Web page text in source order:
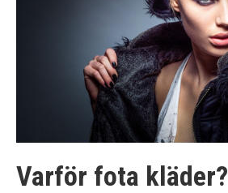
Varför fota kläder?